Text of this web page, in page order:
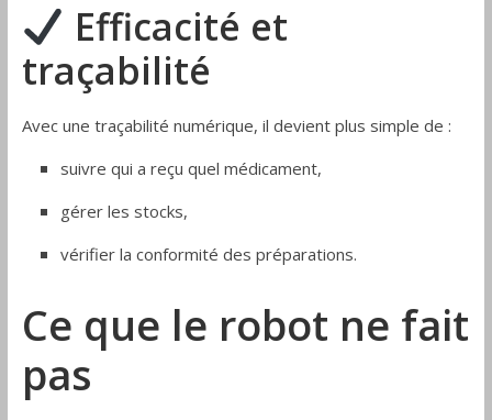
Efficacité et
traçabilité
Avec une traçabilité numérique, il devient plus simple de :
suivre qui a reçu quel médicament,
gérer les stocks,
vérifier la conformité des préparations.
Ce que le robot ne fait
pas